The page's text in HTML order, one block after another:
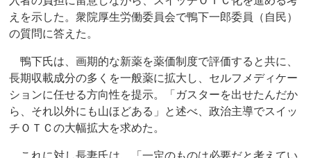
えを示した。衆院厚生労働委員会で鴨下一郎委員（自民）
の質問に答えた。
鴨下氏は、画期的な新薬を薬価制度で評価すると共に、
長期収載成分の多くを一般薬に拡大し、セルフメディケー
ションに任せる方向性を提示。「ガスターを出せたんだか
ら、それ以外にも山ほどある」と述べ、政治主導でスイッ
チＯＴＣの大幅拡大を求めた。